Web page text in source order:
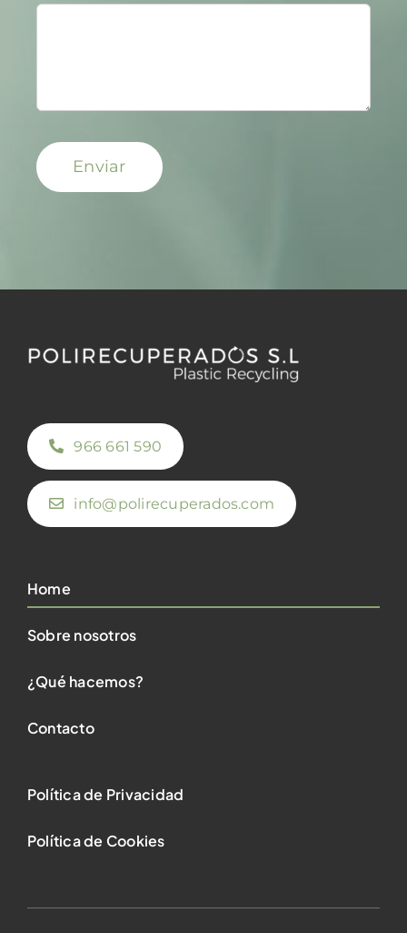
Enviar
966 661 590
info@polirecuperados.com
Home
Sobre nosotros
¿Qué hacemos?
Contacto
Política de Privacidad
Política de Cookies